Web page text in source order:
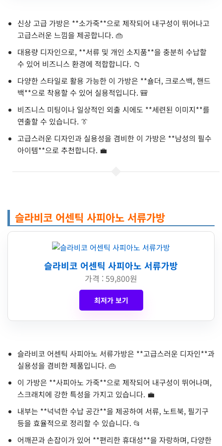
신상 고급 가방은 **소가죽**으로 제작되어 내구성이 뛰어나고
고급스러운 느낌을 제공합니다. 👜
대용량 디자인으로, **서류 및 개인 소지품**을 충분히 수납할
수 있어 비즈니스 환경에 적합합니다. 📁
다양한 스타일로 활용 가능한 이 가방은 **숄더, 크로스백, 핸드
백**으로 착용할 수 있어 실용적입니다. 🎒
비즈니스 미팅이나 일상적인 외출 시에도 **세련된 이미지**를
연출할 수 있습니다. 👔
고급스러운 디자인과 실용성을 겸비한 이 가방은 **남성의 필수
아이템**으로 추천합니다. 💼
슬라비코 어센틱 사피아노 서류가방
슬라비코 어센틱 사피아노 서류가방
가격 : 59,800원
최저가 보기
슬라비코 어센틱 사피아노 서류가방은 **고급스러운 디자인**과
실용성을 겸비한 제품입니다. 👜
이 가방은 **사피아노 가죽**으로 제작되어 내구성이 뛰어나며,
스크래치에 강한 특성을 가지고 있습니다. 💼
내부는 **넉넉한 수납 공간**을 제공하여 서류, 노트북, 필기구
등을 효율적으로 정리할 수 있습니다. 📂
어깨끈과 손잡이가 있어 **편리한 휴대성**을 자랑하며, 다양한